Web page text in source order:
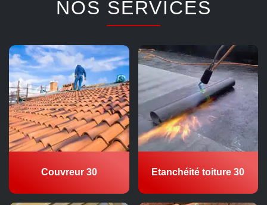
NOS SERVICES
Couvreur 30 Etanchéité toiture 30